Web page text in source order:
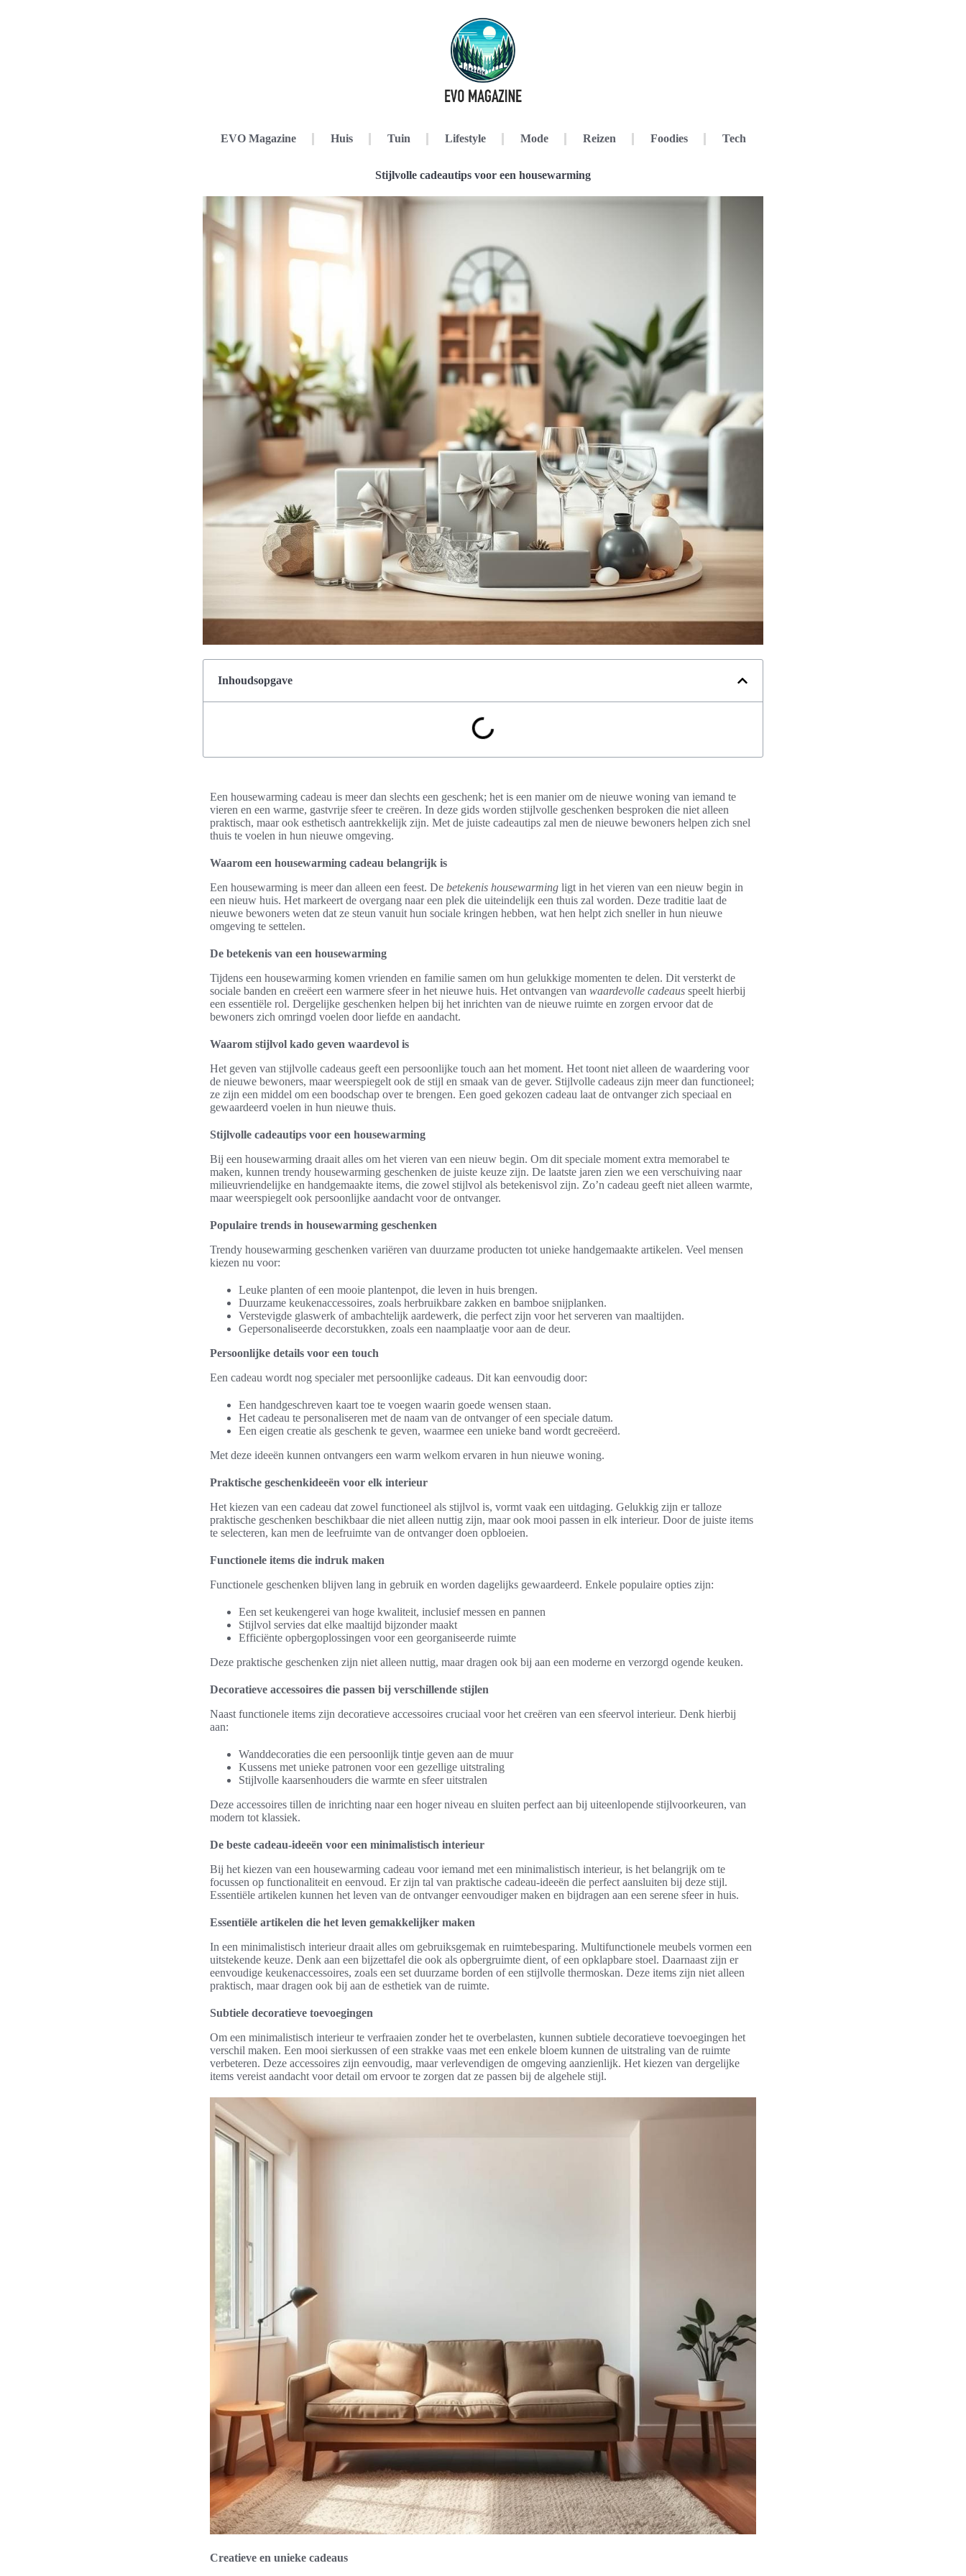
EVO Magazine Huis Tuin Lifestyle Mode Reizen Foodies Tech
Stijlvolle cadeautips voor een housewarming
Inhoudsopgave
Een housewarming cadeau is meer dan slechts een geschenk; het is een manier om de nieuwe woning van iemand te
vieren en een warme, gastvrije sfeer te creëren. In deze gids worden stijlvolle geschenken besproken die niet alleen
praktisch, maar ook esthetisch aantrekkelijk zijn. Met de juiste cadeautips zal men de nieuwe bewoners helpen zich snel
thuis te voelen in hun nieuwe omgeving.
Waarom een housewarming cadeau belangrijk is
Een housewarming is meer dan alleen een feest. De betekenis housewarming ligt in het vieren van een nieuw begin in
een nieuw huis. Het markeert de overgang naar een plek die uiteindelijk een thuis zal worden. Deze traditie laat de
nieuwe bewoners weten dat ze steun vanuit hun sociale kringen hebben, wat hen helpt zich sneller in hun nieuwe
omgeving te settelen.
De betekenis van een housewarming
Tijdens een housewarming komen vrienden en familie samen om hun gelukkige momenten te delen. Dit versterkt de
sociale banden en creëert een warmere sfeer in het nieuwe huis. Het ontvangen van waardevolle cadeaus speelt hierbij
een essentiële rol. Dergelijke geschenken helpen bij het inrichten van de nieuwe ruimte en zorgen ervoor dat de
bewoners zich omringd voelen door liefde en aandacht.
Waarom stijlvol kado geven waardevol is
Het geven van stijlvolle cadeaus geeft een persoonlijke touch aan het moment. Het toont niet alleen de waardering voor
de nieuwe bewoners, maar weerspiegelt ook de stijl en smaak van de gever. Stijlvolle cadeaus zijn meer dan functioneel;
ze zijn een middel om een boodschap over te brengen. Een goed gekozen cadeau laat de ontvanger zich speciaal en
gewaardeerd voelen in hun nieuwe thuis.
Stijlvolle cadeautips voor een housewarming
Bij een housewarming draait alles om het vieren van een nieuw begin. Om dit speciale moment extra memorabel te
maken, kunnen trendy housewarming geschenken de juiste keuze zijn. De laatste jaren zien we een verschuiving naar
milieuvriendelijke en handgemaakte items, die zowel stijlvol als betekenisvol zijn. Zo’n cadeau geeft niet alleen warmte,
maar weerspiegelt ook persoonlijke aandacht voor de ontvanger.
Populaire trends in housewarming geschenken
Trendy housewarming geschenken variëren van duurzame producten tot unieke handgemaakte artikelen. Veel mensen
kiezen nu voor:
Leuke planten of een mooie plantenpot, die leven in huis brengen.
Duurzame keukenaccessoires, zoals herbruikbare zakken en bamboe snijplanken.
Verstevigde glaswerk of ambachtelijk aardewerk, die perfect zijn voor het serveren van maaltijden.
Gepersonaliseerde decorstukken, zoals een naamplaatje voor aan de deur.
Persoonlijke details voor een touch
Een cadeau wordt nog specialer met persoonlijke cadeaus. Dit kan eenvoudig door:
Een handgeschreven kaart toe te voegen waarin goede wensen staan.
Het cadeau te personaliseren met de naam van de ontvanger of een speciale datum.
Een eigen creatie als geschenk te geven, waarmee een unieke band wordt gecreëerd.
Met deze ideeën kunnen ontvangers een warm welkom ervaren in hun nieuwe woning.
Praktische geschenkideeën voor elk interieur
Het kiezen van een cadeau dat zowel functioneel als stijlvol is, vormt vaak een uitdaging. Gelukkig zijn er talloze
praktische geschenken beschikbaar die niet alleen nuttig zijn, maar ook mooi passen in elk interieur. Door de juiste items
te selecteren, kan men de leefruimte van de ontvanger doen opbloeien.
Functionele items die indruk maken
Functionele geschenken blijven lang in gebruik en worden dagelijks gewaardeerd. Enkele populaire opties zijn:
Een set keukengerei van hoge kwaliteit, inclusief messen en pannen
Stijlvol servies dat elke maaltijd bijzonder maakt
Efficiënte opbergoplossingen voor een georganiseerde ruimte
Deze praktische geschenken zijn niet alleen nuttig, maar dragen ook bij aan een moderne en verzorgd ogende keuken.
Decoratieve accessoires die passen bij verschillende stijlen
Naast functionele items zijn decoratieve accessoires cruciaal voor het creëren van een sfeervol interieur. Denk hierbij
aan:
Wanddecoraties die een persoonlijk tintje geven aan de muur
Kussens met unieke patronen voor een gezellige uitstraling
Stijlvolle kaarsenhouders die warmte en sfeer uitstralen
Deze accessoires tillen de inrichting naar een hoger niveau en sluiten perfect aan bij uiteenlopende stijlvoorkeuren, van
modern tot klassiek.
De beste cadeau-ideeën voor een minimalistisch interieur
Bij het kiezen van een housewarming cadeau voor iemand met een minimalistisch interieur, is het belangrijk om te
focussen op functionaliteit en eenvoud. Er zijn tal van praktische cadeau-ideeën die perfect aansluiten bij deze stijl.
Essentiële artikelen kunnen het leven van de ontvanger eenvoudiger maken en bijdragen aan een serene sfeer in huis.
Essentiële artikelen die het leven gemakkelijker maken
In een minimalistisch interieur draait alles om gebruiksgemak en ruimtebesparing. Multifunctionele meubels vormen een
uitstekende keuze. Denk aan een bijzettafel die ook als opbergruimte dient, of een opklapbare stoel. Daarnaast zijn er
eenvoudige keukenaccessoires, zoals een set duurzame borden of een stijlvolle thermoskan. Deze items zijn niet alleen
praktisch, maar dragen ook bij aan de esthetiek van de ruimte.
Subtiele decoratieve toevoegingen
Om een minimalistisch interieur te verfraaien zonder het te overbelasten, kunnen subtiele decoratieve toevoegingen het
verschil maken. Een mooi sierkussen of een strakke vaas met een enkele bloem kunnen de uitstraling van de ruimte
verbeteren. Deze accessoires zijn eenvoudig, maar verlevendigen de omgeving aanzienlijk. Het kiezen van dergelijke
items vereist aandacht voor detail om ervoor te zorgen dat ze passen bij de algehele stijl.
Creatieve en unieke cadeaus